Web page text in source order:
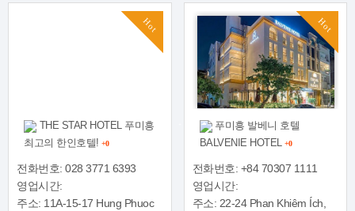
Hot
THE STAR HOTEL 푸미흥
최고의 한인호텔! +0
전화번호: 028 3771 6393
영업시간:
주소: 11A-15-17 Hung Phuoc
Hot
푸미흥 발베니 호텔
BALVENIE HOTEL +0
전화번호: +84 70307 1111
영업시간:
주소: 22-24 Phan Khiêm Ích,